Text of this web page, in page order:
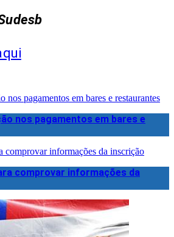
nos pagamentos em bares e
comprovar informações da